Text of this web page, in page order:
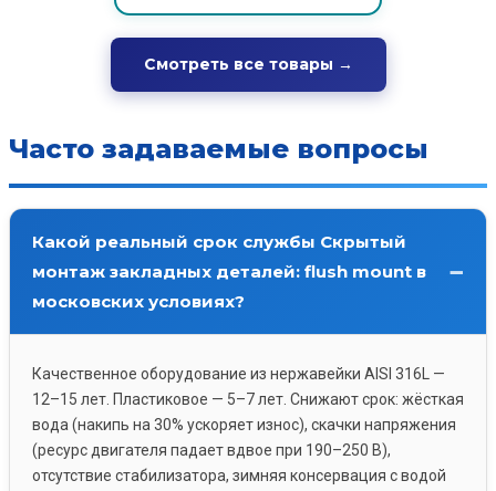
Смотреть все товары →
Часто задаваемые вопросы
Какой реальный срок службы Скрытый
монтаж закладных деталей: flush mount в
московских условиях?
Качественное оборудование из нержавейки AISI 316L —
12–15 лет. Пластиковое — 5–7 лет. Снижают срок: жёсткая
вода (накипь на 30% ускоряет износ), скачки напряжения
(ресурс двигателя падает вдвое при 190–250 В),
отсутствие стабилизатора, зимняя консервация с водой